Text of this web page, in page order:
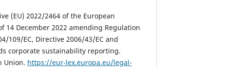
(EU) 2022/2464 of the European
14 December 2022 amending Regulation
109/EC, Directive 2006/43/EC and
corporate sustainability reporting.
Union. https://eur-lex.europa.eu/legal-